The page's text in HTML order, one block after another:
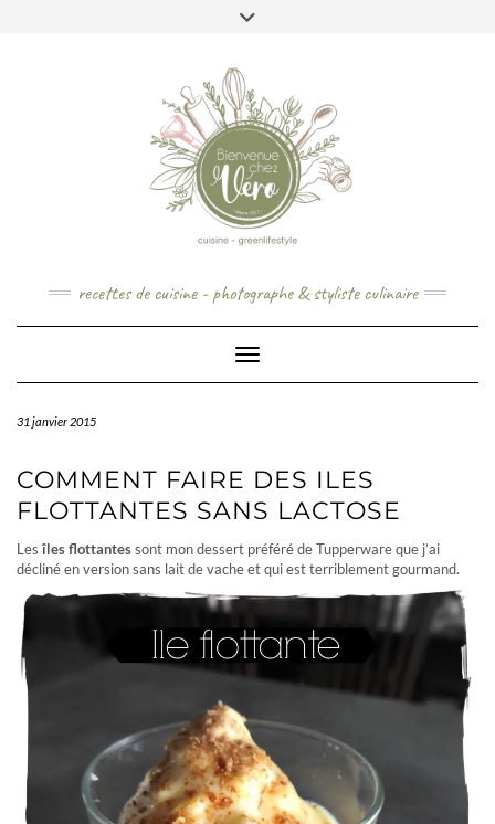
recettes de cuisine - photographe & styliste culinaire
Toggle Navigation
31 janvier 2015
COMMENT FAIRE DES ILES
FLOTTANTES SANS LACTOSE
Les îles flottantessont mon dessert préféré de Tupperware que j’ai
décliné en version sans lait de vache et qui est terriblement gourmand.